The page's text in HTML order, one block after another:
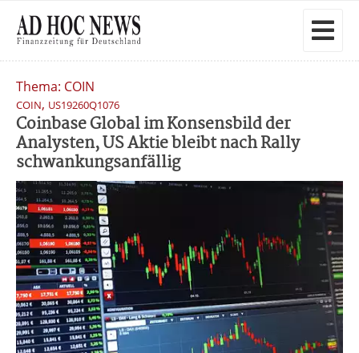
Thema: COIN
COIN, US19260Q1076
Coinbase Global im Konsensbild der
Analysten, US Aktie bleibt nach Rally
schwankungsanfällig